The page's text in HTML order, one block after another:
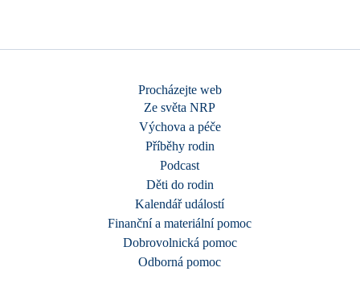
Procházejte web
Ze světa NRP
Výchova a péče
Příběhy rodin
Podcast
Děti do rodin
Kalendář událostí
Finanční a materiální pomoc
Dobrovolnická pomoc
Odborná pomoc